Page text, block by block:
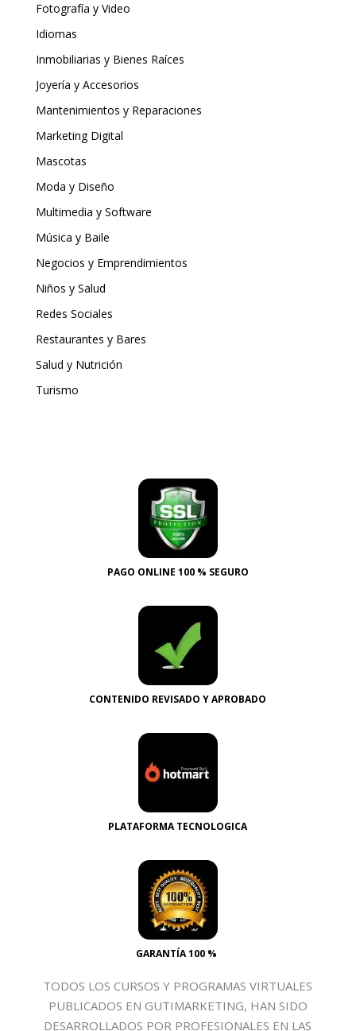
Fotografía y Video
Idiomas
Inmobiliarias y Bienes Raíces
Joyería y Accesorios
Mantenimientos y Reparaciones
Marketing Digital
Mascotas
Moda y Diseño
Multimedia y Software
Música y Baile
Negocios y Emprendimientos
Niños y Salud
Redes Sociales
Restaurantes y Bares
Salud y Nutrición
Turismo
PAGO ONLINE 100 % SEGURO
CONTENIDO REVISADO Y APROBADO
PLATAFORMA TECNOLOGICA
GARANTÍA 100 %
TODOS LOS CURSOS Y PROGRAMAS VIRTUALES
PUBLICADOS EN GUTIMARKETING, HAN SIDO
DESARROLLADOS POR PROFESIONALES EN LAS